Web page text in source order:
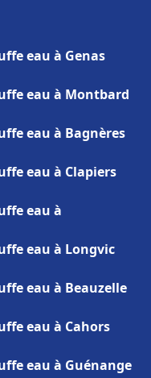
eau à Genas
eau à Montbard
eau à Bagnères
eau à Clapiers
eau à
eau à Longvic
eau à Beauzelle
eau à Cahors
eau à Guénange